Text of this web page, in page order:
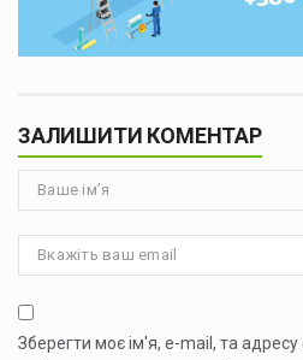
ЗАЛИШИТИ КОМЕНТАР
Зберегти моє ім'я, e-mail, та